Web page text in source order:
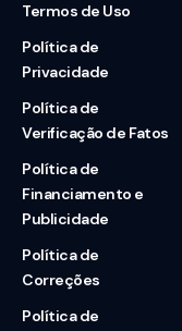
Termos de Uso
Política de
Privacidade
Política de
Verificação de Fatos
Política de
Financiamento e
Publicidade
Política de
Correções
Política de